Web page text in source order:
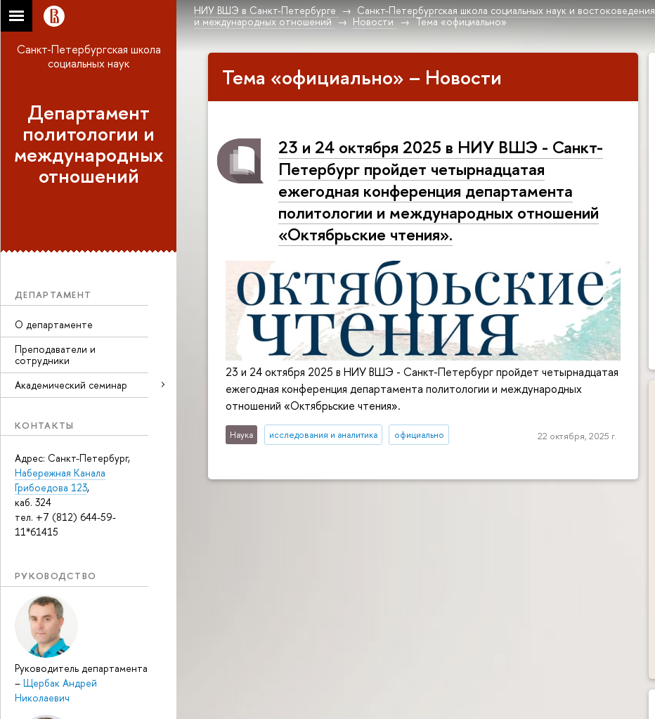
НИУ ВШЭ в Санкт-Петербурге Санкт-Петербургская школа социальных наук и востоковедения
и международных отношений
Новости Тема «официально»
Санкт-Петербургская школа
социальных наук
Департамент
политологии и
международных
отношений
ДЕПАРТАМЕНТ
О департаменте
Преподаватели и
сотрудники
Академический семинар
КОНТАКТЫ
Адрес: Санкт-Петербург,
Набережная Канала
Грибоедова 123,
каб. 324
тел. +7 (812) 644-59-
11*61415
РУКОВОДСТВО
Руководитель департамента
– Щербак Андрей
Николаевич
Тема «официально» – Новости
23 и 24 октября 2025 в НИУ ВШЭ - Санкт-
Петербург пройдет четырнадцатая
ежегодная конференция департамента
политологии и международных отношений
«Октябрьские чтения».
23 и 24 октября 2025 в НИУ ВШЭ - Санкт-Петербург пройдет четырнадцатая
ежегодная конференция департамента политологии и международных
отношений «Октябрьские чтения».
Наука исследования и аналитика официально 22 октября, 2025 г.